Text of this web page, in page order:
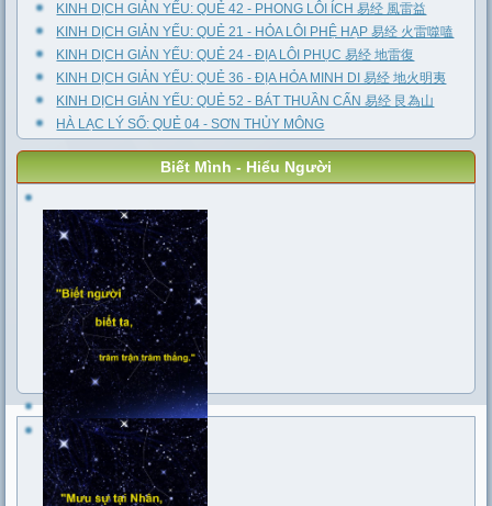
KINH DỊCH GIẢN YẾU: QUẺ 42 - PHONG LÔI ÍCH 易经 風雷益
KINH DỊCH GIẢN YẾU: QUẺ 21 - HỎA LÔI PHỆ HẠP 易经 火雷噬嗑
KINH DỊCH GIẢN YẾU: QUẺ 24 - ĐỊA LÔI PHỤC 易经 地雷復
KINH DỊCH GIẢN YẾU: QUẺ 36 - ĐỊA HỎA MINH DI 易经 地火明夷
KINH DỊCH GIẢN YẾU: QUẺ 52 - BÁT THUẦN CẤN 易经 艮為山
HÀ LẠC LÝ SỐ: QUẺ 04 - SƠN THỦY MÔNG
Biết Mình - Hiểu Người